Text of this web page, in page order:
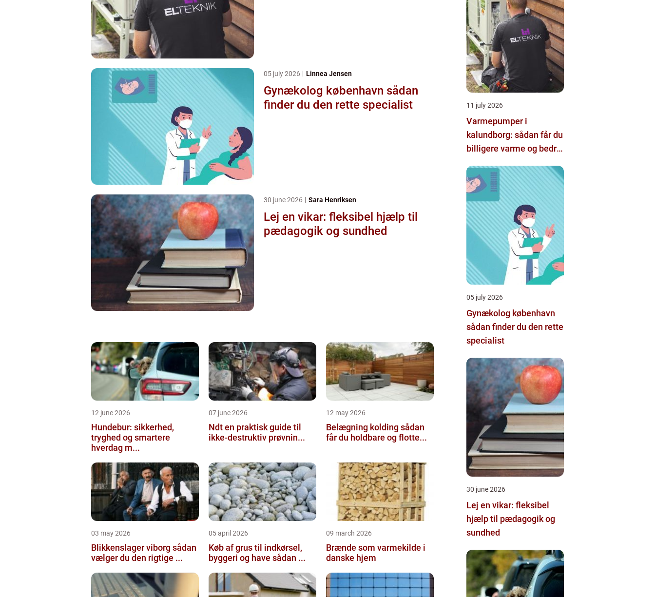
05 july 2026 Linnea Jensen
Gynækolog københavn sådan
finder du den rette specialist
30 june 2026 Sara Henriksen
Lej en vikar: fleksibel hjælp til
pædagogik og sundhed
12 june 2026
Hundebur: sikkerhed,
tryghed og smartere
hverdag m...
07 june 2026
Ndt en praktisk guide til
ikke-destruktiv prøvnin...
12 may 2026
Belægning kolding sådan
får du holdbare og flotte...
03 may 2026
Blikkenslager viborg sådan
vælger du den rigtige ...
05 april 2026
Køb af grus til indkørsel,
byggeri og have sådan ...
09 march 2026
Brænde som varmekilde i
danske hjem
11 july 2026
Varmepumper i
kalundborg: sådan får du
billigere varme og bedre
05 july 2026
Gynækolog københavn
sådan finder du den rette
specialist
30 june 2026
Lej en vikar: fleksibel
hjælp til pædagogik og
sundhed